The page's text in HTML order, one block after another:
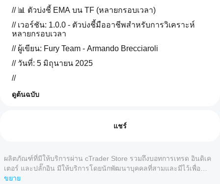
// 📊 ตัวบ่งชี้ EMA บน TF (หลายกรอบเวลา)
// เวอร์ชัน: 1.0.0 - ตัวบ่งชี้มืออาชีพสำหรับการวิเคราะห์
หลายกรอบเวลา
// ผู้เขียน: Fury Team - Armando Brecciaroli
// วันที่: 5 มิถุนายน 2025
//
════════════════════════════════════
// EMA บน TF เป็นตัวบ่งชี้ขั้นสูงที่แสดงค่าเฉลี่ยเคลื่อนที่
เลขชี้กำลัง
ดูต้นฉบับ
3
0 %
2
หลังจาก
ติดตั้ง
เพิ่มอินส
แอป
cTrader
แชร์
ผลิตภัณฑ์ที่มีให้บริการผ่าน cTrader Store รวมถึงบอทการเทรด อินดิเค
เตอร์ และปลั๊กอิน มีให้บริการโดยนักพัฒนาบุคคลที่สามและมีไว้เพื่อ
วัตถุประสงค์ในการเข้าถึงข้อมูลและทางเทคนิคเท่านั้น cTrader Store
ขยาย